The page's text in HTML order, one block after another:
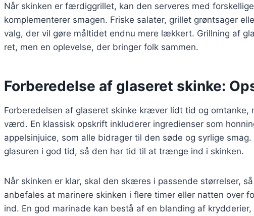
Når skinken er færdiggrillet, kan den serveres med
komplementerer smagen. Friske salater, grillet grøntsager
valg, der vil gøre måltidet endnu mere lækkert. Grillning af
ret, men en oplevelse, der bringer folk sammen.
Forberedelse af glaseret skinke:
Forberedelsen af glaseret skinke kræver lidt tid og omtanke,
værd. En klassisk opskrift inkluderer ingredienser som
appelsinjuice, som alle bidrager til den søde og syrlige
glasuren i god tid, så den har tid til at trænge ind i skinken.
Når skinken er klar, skal den skæres i passende størrelser,
anbefales at marinere skinken i flere timer eller natten over
ind. En god marinade kan bestå af en blanding af